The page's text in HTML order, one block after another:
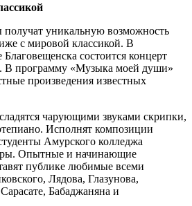
получат уникальную возможность
с мировой классикой. В
состоится концерт
В программу «Музыка моей души»
произведения известных
чарующими звуками скрипки,
Исполнят композиции
Амурского колледжа
Опытные и начинающие
публике любимые всеми
Лядова, Глазунова,
Бабаджаняна и